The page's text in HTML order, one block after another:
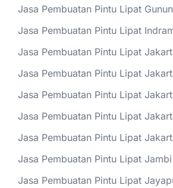
Jasa Pembuatan Pintu Lipat
Jasa Pembuatan Pintu Lipat
Jasa Pembuatan Pintu Lipat
Jasa Pembuatan Pintu Lipat
Jasa Pembuatan Pintu Lipat
Jasa Pembuatan Pintu Lipat
Jasa Pembuatan Pintu Lipat
Jasa Pembuatan Pintu Lipat Jambi
Jasa Pembuatan Pintu Lipat